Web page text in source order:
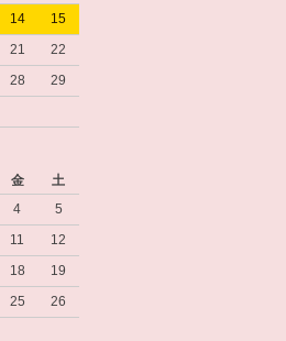
14
15
21
22
28
29
金
土
4
5
11
12
18
19
25
26